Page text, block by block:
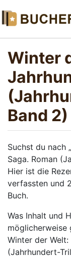
Winter
Band
Suchst du nach
Saga. Roman
Hier ist die
verfassten und
Buch.
Was Inhalt und
möglicherweise
Winter der
(Jahrhundert-